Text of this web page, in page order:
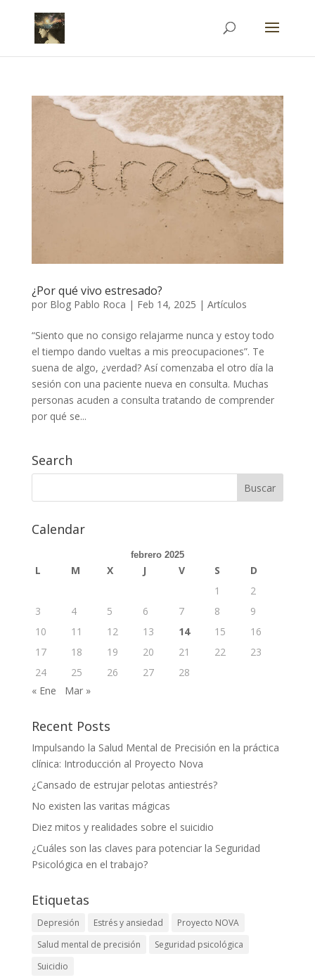
¿Por qué vivo estresado?
por Blog Pablo Roca | Feb 14, 2025 | Artículos
“Siento que no consigo relajarme nunca y estoy todo
el tiempo dando vueltas a mis preocupaciones”. Te
suena de algo, ¿verdad? Así comenzaba el otro día la
sesión con una paciente nueva en consulta. Muchas
personas acuden a consulta tratando de comprender
por qué se...
Search
Calendar
febrero 2025
L M X J V S
D
1
2
3
4 5 6 7 8
9
10
11 12 13 14 15
16
17
18 19 20 21 22
23
24
25 26 27
28
« Ene
Mar »
Recent Posts
Impulsando la Salud Mental de Precisión en la práctica
clínica: Introducción al Proyecto Nova
¿Cansado de estrujar pelotas antiestrés?
No existen las varitas mágicas
Diez mitos y realidades sobre el suicidio
¿Cuáles son las claves para potenciar la Seguridad
Psicológica en el trabajo?
Etiquetas
Depresión Estrés y ansiedad
Proyecto NOVA
Salud mental de precisión
Seguridad psicológica
Suicidio